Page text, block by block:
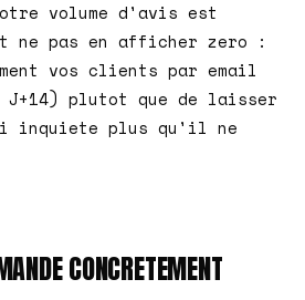
volume d'avis est
ne pas en afficher zero :
vos clients par email
J+14) plutot que de laisser
inquiete plus qu'il ne
CONCRETEMENT